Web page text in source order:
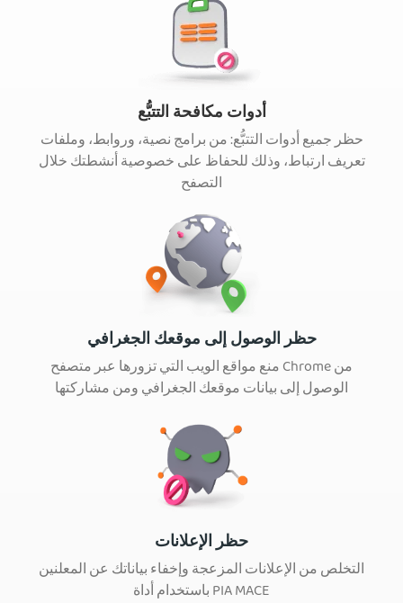
أدوات مكافحة التتبُّع
حظر جميع أدوات التتبُّع: من برامج نصية، وروابط، وملفات
تعريف ارتباط، وذلك للحفاظ على خصوصية أنشطتك خلال
التصفح
حظر الوصول إلى موقعك الجغرافي
منع مواقع الويب التي تزورها عبر متصفح Chrome من
الوصول إلى بيانات موقعك الجغرافي ومن مشاركتها
حظر الإعلانات
التخلص من الإعلانات المزعجة وإخفاء بياناتك عن المعلنين
باستخدام أداة PIA MACE